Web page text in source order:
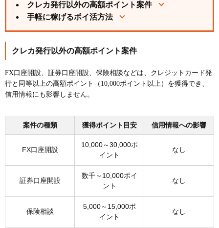
クレカ発行以外の高額ポイント案件
手軽に稼げるポイ活方法
クレカ発行以外の高額ポイント案件
FX口座開設、証券口座開設、保険相談などは、クレジットカード発
行と同等以上の高額ポイント（10,000ポイント以上）を獲得でき、
信用情報にも影響しません。
案件の種類 獲得ポイント目安 信用情報への影響
FX口座開設
10,000～30,000ポ
イント
なし
証券口座開設
数千～10,000ポイ
ント
なし
保険相談
5,000～15,000ポ
イント
なし